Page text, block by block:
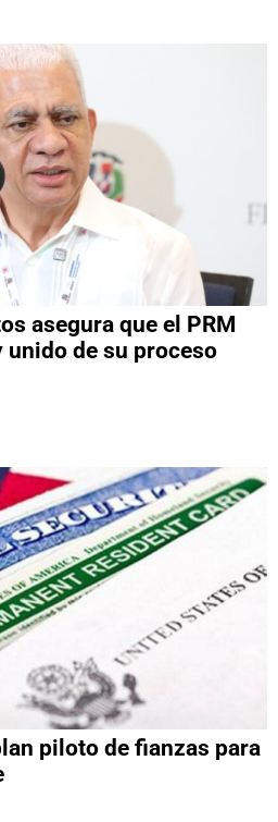
asegura que el PRM
de su proceso
piloto de fianzas para